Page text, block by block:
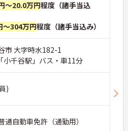
～20.0万円程度（諸手当込
～304万円程度（諸手当込み）
市 大字時水182-1
小千谷駅」バス・車11分
)
通自動車免許（通勤用）